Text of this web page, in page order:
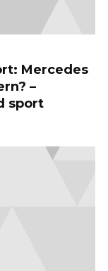
Mercedes
–
sport